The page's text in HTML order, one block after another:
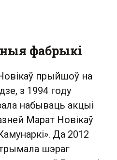
фабрыкі
прыйшоў на
з 1994 году
набываць акцыі
Марат Новікаў
Да 2012
шэраг